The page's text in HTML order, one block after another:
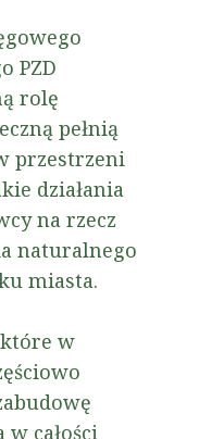
PZD
rolę
pełnią
przestrzeni
działania
na rzecz
naturalnego
miasta.
które w
całości